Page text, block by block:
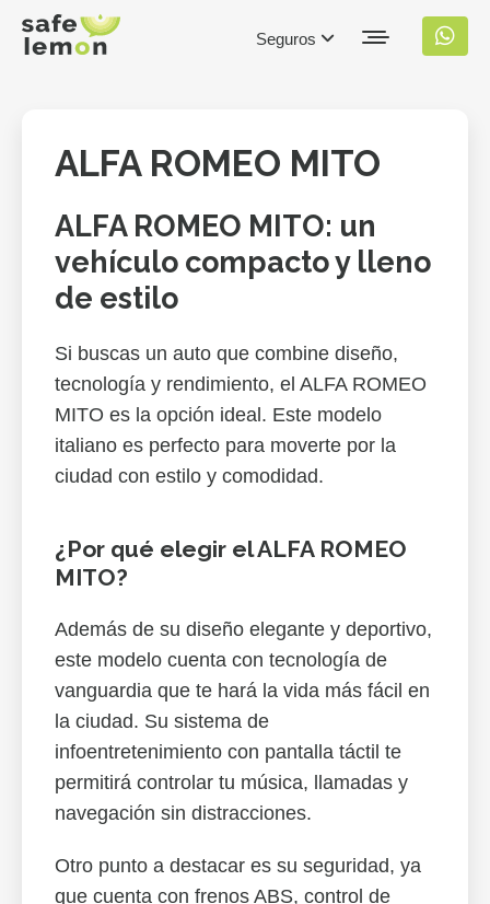
Seguros
ALFA ROMEO MITO
ALFA ROMEO MITO: un
vehículo compacto y lleno
de estilo
Si buscas un auto que combine diseño,
tecnología y rendimiento, el ALFA ROMEO
MITO es la opción ideal. Este modelo
italiano es perfecto para moverte por la
ciudad con estilo y comodidad.
¿Por qué elegir el ALFA ROMEO
MITO?
Además de su diseño elegante y deportivo,
este modelo cuenta con tecnología de
vanguardia que te hará la vida más fácil en
la ciudad. Su sistema de
infoentretenimiento con pantalla táctil te
permitirá controlar tu música, llamadas y
navegación sin distracciones.
Otro punto a destacar es su seguridad, ya
que cuenta con frenos ABS, control de